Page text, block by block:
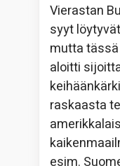
Vierastan
syyt
mutta
aloitti
raskaasta
esim.